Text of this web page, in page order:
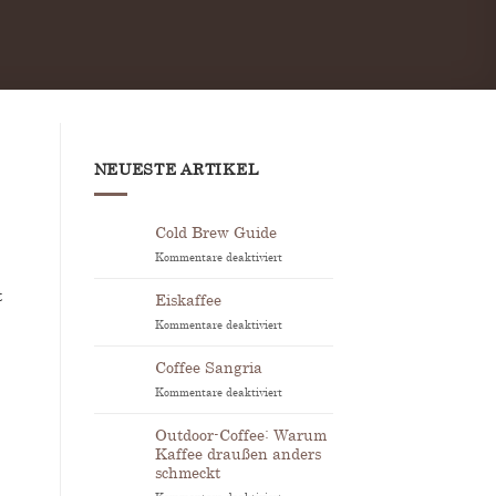
NEUESTE ARTIKEL
Cold Brew Guide
Kommentare deaktiviertfür
Eiskaffee
Kommentare deaktiviertfür
Coffee Sangria
Kommentare deaktiviertfür
Sangria
Outdoor-Coffee: Warum
Kaffee draußen anders
schmeckt